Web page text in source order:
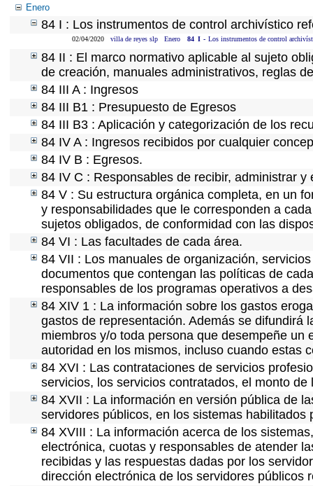
Enero
84 I : Los instrumentos de control archivístico
02/04/2020 villa de reyes slp Enero 84 I - Los instrumentos de control
84 II : El marco normativo aplicable al sujeto
de creación, manuales administrativos, reglas
84 III A : Ingresos
84 III B1 : Presupuesto de Egresos
84 III B3 : Aplicación y categorización de los
84 IV A : Ingresos recibidos por cualquier
84 IV B : Egresos.
84 IV C : Responsables de recibir, administrar y
84 V : Su estructura orgánica completa, en un
y responsabilidades que le corresponden a
sujetos obligados, de conformidad con las
84 VI : Las facultades de cada área.
84 VII : Los manuales de organización,
documentos que contengan las políticas de
responsables de los programas operativos a
84 XIV 1 : La información sobre los gastos
gastos de representación. Además se difundirá
miembros y/o toda persona que desempeñe
autoridad en los mismos, incluso cuando estas
84 XVI : Las contrataciones de servicios
servicios, los servicios contratados, el monto
84 XVII : La información en versión pública de
servidores públicos, en los sistemas
84 XVIII : La información acerca de los
electrónica, cuotas y responsables de atender
recibidas y las respuestas dadas por los
dirección electrónica de los servidores públicos